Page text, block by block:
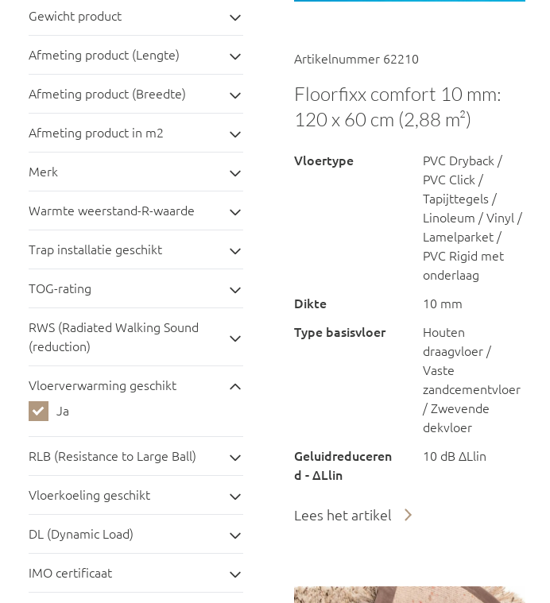
Gewicht product
Afmeting product (Lengte)
Afmeting product (Breedte)
Afmeting product in m2
Merk
Warmte weerstand-R-waarde
Trap installatie geschikt
TOG-rating
RWS (Radiated Walking Sound
(reduction)
Vloerverwarming geschikt
Ja
RLB (Resistance to Large Ball)
Vloerkoeling geschikt
DL (Dynamic Load)
IMO certificaat
Artikelnummer 62210
Floorfixx comfort 10 mm:
120 x 60 cm (2,88 m²)
Vloertype
PVC Dryback /
PVC Click /
Tapijttegels /
Linoleum / Vinyl /
Lamelparket /
PVC Rigid met
onderlaag
Dikte
10 mm
Type basisvloer
Houten
draagvloer /
Vaste
zandcementvloer
/ Zwevende
dekvloer
Geluidreduceren
d - ΔLlin
10 dB ΔLlin
Lees het artikel